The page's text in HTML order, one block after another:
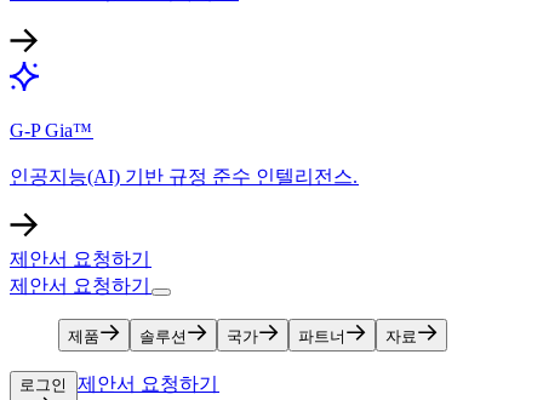
G-P Gia™​​
인공지능(AI) 기반 규정 준수 인텔리전스.​​
제안서 요청하기​​
제안서 요청하기​​
제품​​ 솔루션​​ 국가​​ 파트너​​ 자료​​
로그인​​ 제안서 요청하기​​